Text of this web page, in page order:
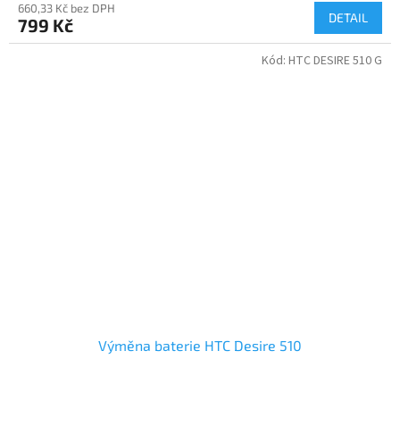
660,33 Kč bez DPH
799 Kč DETAIL
Výměna baterie HTC Desire 510
Kód: HTC DESIRE 510 G